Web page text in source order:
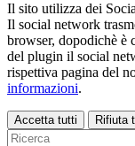
Il sito utilizza dei
Il social network
browser, dopodichè è
del plugin il social
rispettiva pagina del
informazioni.
Accetta tutti Rifiuta
Loading...